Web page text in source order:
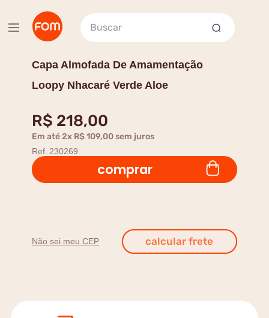
Buscar
Capa Almofada De Amamentação
Loopy Nhacaré Verde Aloe
R$ 218,00
Em até2x R$109,00sem juros
Ref. 230269
comprar
Não sei meu CEP